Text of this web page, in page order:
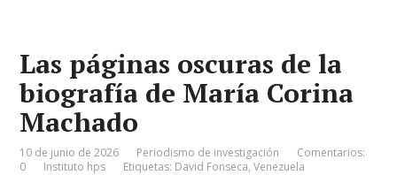
Las páginas oscuras de la
biografía de María Corina
Machado
10 de junio de 2026 Periodismo de investigación
Comentarios:
0
Instituto hps Etiquetas: David Fonseca,Venezuela